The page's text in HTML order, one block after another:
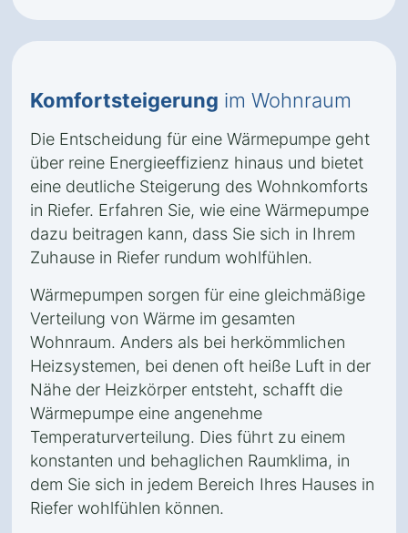
Komfortsteigerung im Wohnraum
Die Entscheidung für eine Wärmepumpe geht
über reine Energieeffizienz hinaus und bietet
eine deutliche Steigerung des Wohnkomforts
in Riefer. Erfahren Sie, wie eine Wärmepumpe
dazu beitragen kann, dass Sie sich in Ihrem
Zuhause in Riefer rundum wohlfühlen.
Wärmepumpen sorgen für eine gleichmäßige
Verteilung von Wärme im gesamten
Wohnraum. Anders als bei herkömmlichen
Heizsystemen, bei denen oft heiße Luft in der
Nähe der Heizkörper entsteht, schafft die
Wärmepumpe eine angenehme
Temperaturverteilung. Dies führt zu einem
konstanten und behaglichen Raumklima, in
dem Sie sich in jedem Bereich Ihres Hauses in
Riefer wohlfühlen können.